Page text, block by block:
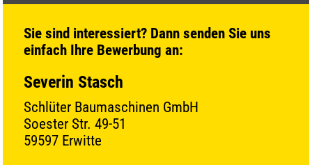
Sie sind interessiert? Dann senden Sie uns
einfach Ihre Bewerbung an:
Severin Stasch
Schlüter Baumaschinen GmbH
Soester Str. 49-51
59597 Erwitte